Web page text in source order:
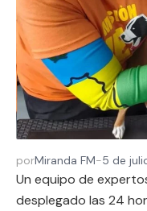
porMiranda FM-5 de
Un equipo de
desplegado las 24